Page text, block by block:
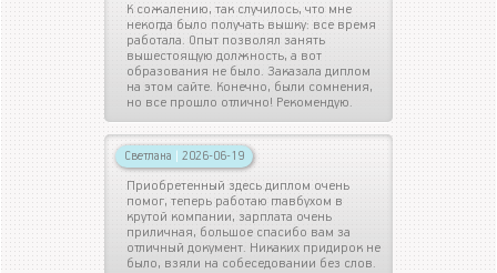
К сожалению, так случилось, что мне
некогда было получать вышку: все время
работала. Опыт позволял занять
вышестоящую должность, а вот
образования не было. Заказала диплом
на этом сайте. Конечно, были сомнения,
но все прошло отлично! Рекомендую.
Светлана | 2026-06-19
Приобретенный здесь диплом очень
помог, теперь работаю главбухом в
крутой компании, зарплата очень
приличная, большое спасибо вам за
отличный документ. Никаких придирок не
было, взяли на собеседовании без слов.